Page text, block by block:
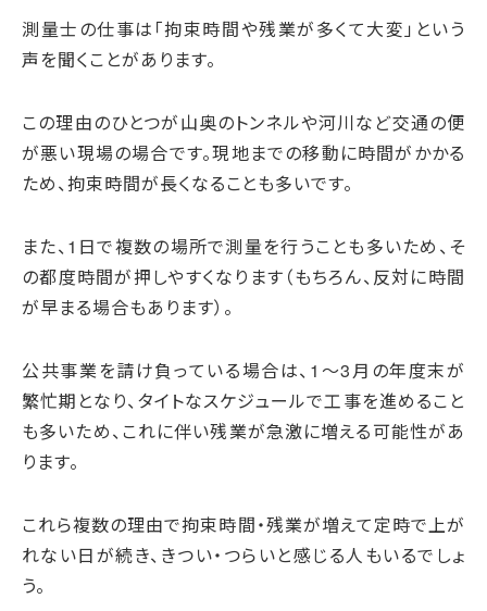
測量士の仕事は「拘束時間や残業が多くて大変」という
声を聞くことがあります。
この理由のひとつが山奥のトンネルや河川など交通の便
が悪い現場の場合です。現地までの移動に時間がかかる
ため、拘束時間が長くなることも多いです。
また、1日で複数の場所で測量を行うことも多いため、そ
の都度時間が押しやすくなります（もちろん、反対に時間
が早まる場合もあります）。
公共事業を請け負っている場合は、1～3月の年度末が
繁忙期となり、タイトなスケジュールで工事を進めること
も多いため、これに伴い残業が急激に増える可能性があ
ります。
これら複数の理由で拘束時間・残業が増えて定時で上が
れない日が続き、きつい・つらいと感じる人もいるでしょ
う。